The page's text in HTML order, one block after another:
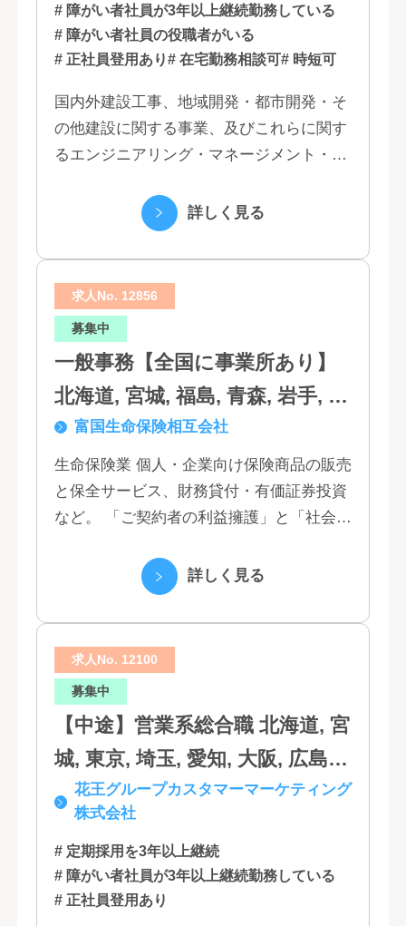
# 障がい者社員が3年以上継続勤務している
# 障がい者社員の役職者がいる
# 正社員登用あり# 在宅勤務相談可# 時短可
国内外建設工事、地域開発・都市開発・そ
の他建設に関する事業、及びこれらに関す
るエンジニアリング・マネージメント・コ
詳しく見る
求人No. 12856
募集中
一般事務【全国に事業所あり】
北海道, 宮城, 福島, 青森, 岩手, 秋
田, 山形, 東京, 神奈川, 千葉, 埼
玉, 茨城, 栃木, 群馬, 新潟, 石川,
富山, 福井, 長野, 山梨, 愛知, 静
岡, 三重, 岐阜, 大阪, 京都, 兵庫,
滋賀, 奈良, 和歌山, 広島, 岡山, 山
口, 鳥取, 島根, 香川, 愛媛, 徳島,
高知, 福岡, 長崎, 熊本, 鹿児島, 大
分, 宮崎, 佐賀, 沖縄
富国生命保険相互会社
生命保険業 個人・企業向け保険商品の販売
と保全サービス、財務貸付・有価証券投資
など。 「ご契約者の利益擁護」と「社会へ
づく「お客さま基点」をスローガンに掲
詳しく見る
求人No. 12100
募集中
【中途】営業系総合職 北海道, 宮
城, 東京, 埼玉, 愛知, 大阪, 広島,
福岡花王グループカスタマーマーケティング
株式会社
# 定期採用を3年以上継続
# 障がい者社員が3年以上継続勤務している
# 正社員登用あり